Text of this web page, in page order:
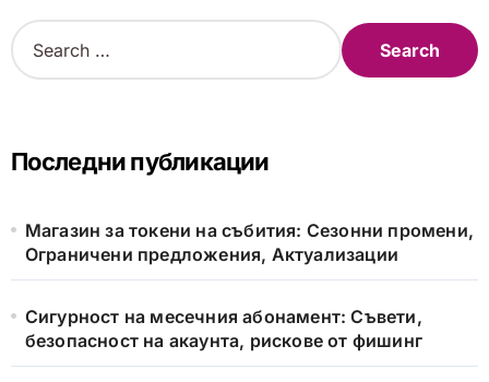
S
e
h
f
r
Последни публикации
Магазин за токени на събития: Сезонни промени,
Ограничени предложения, Актуализации
Сигурност на месечния абонамент: Съвети,
безопасност на акаунта, рискове от фишинг